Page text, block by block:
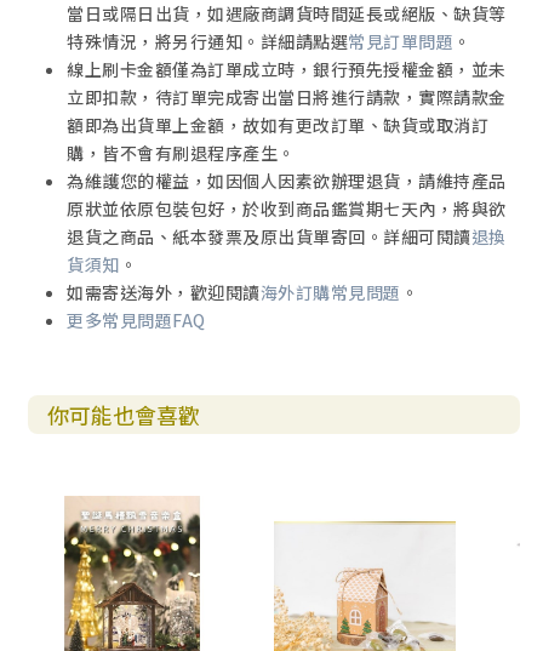
當日或隔日出貨，如遇廠商調貨時間延長或絕版、缺貨等
特殊情況，將另行通知。詳細請點選常見訂單問題 。
線上刷卡金額僅為訂單成立時，銀行預先授權金額，並未
立即扣款，待訂單完成寄出當日將進行請款，實際請款金
額即為出貨單上金額，故如有更改訂單、缺貨或取消訂
購，皆不會有刷退程序產生。
為維護您的權益，如因個人因素欲辦理退貨，請維持產品
原狀並依原包裝包好，於收到商品鑑賞期七天內，將與欲
退貨之商品、紙本發票及原出貨單寄回。詳細可閱讀退換
貨須知 。
如需寄送海外，歡迎閱讀海外訂購常見問題 。
更多常見問題FAQ
你可能也會喜歡